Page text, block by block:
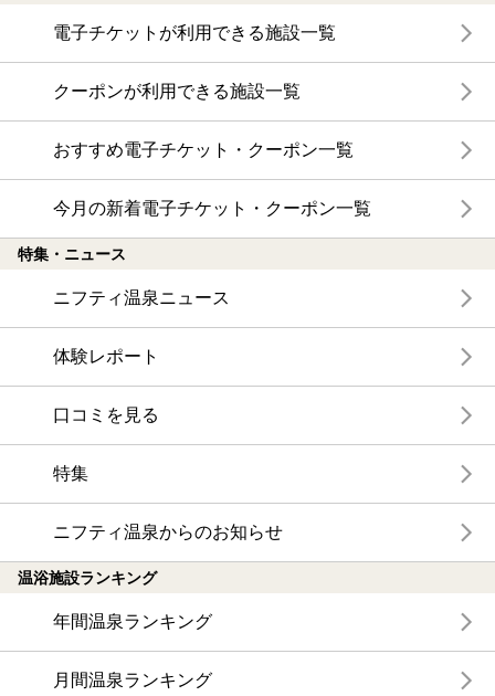
電子チケットが利用できる施設一覧
クーポンが利用できる施設一覧
おすすめ電子チケット・クーポン一覧
今月の新着電子チケット・クーポン一覧
特集・ニュース
ニフティ温泉ニュース
体験レポート
口コミを見る
特集
ニフティ温泉からのお知らせ
温浴施設ランキング
年間温泉ランキング
月間温泉ランキング